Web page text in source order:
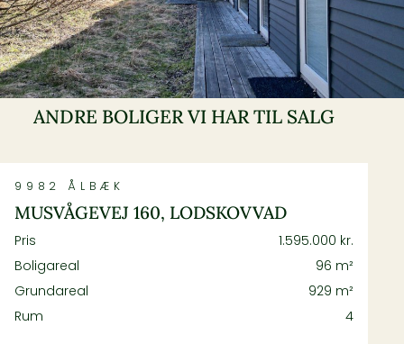
ANDRE BOLIGER VI HAR TIL SALG
MUSVÅGEVEJ 160, LODSKOVVAD
9982 ÅLBÆK
Pris
1.595.000 kr.
Boligareal
96 m²
Grundareal
929 m²
Rum
4